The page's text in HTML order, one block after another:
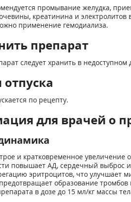
промывание желудка,
креатинина и электролитов
применение гемодиализа.
препарат
следует хранить в
по рецепту.
для врачей о
и кратковременное увеличение
повышает АД, сердечный выброс
эритроцитов, что улучшает
образование
в дозе до 15 мл/кг массы